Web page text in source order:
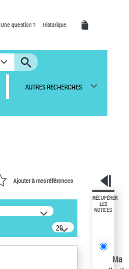
Une question ? Historique
AUTRES RECHERCHES
Ajouter à mes références
20
résultats/page
RÉCUPÉRER
LES
NOTICES
Ma